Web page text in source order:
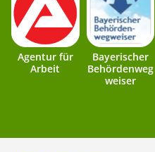
Agentur für
Arbeit
Bayerischer
Behördenweg
weiser